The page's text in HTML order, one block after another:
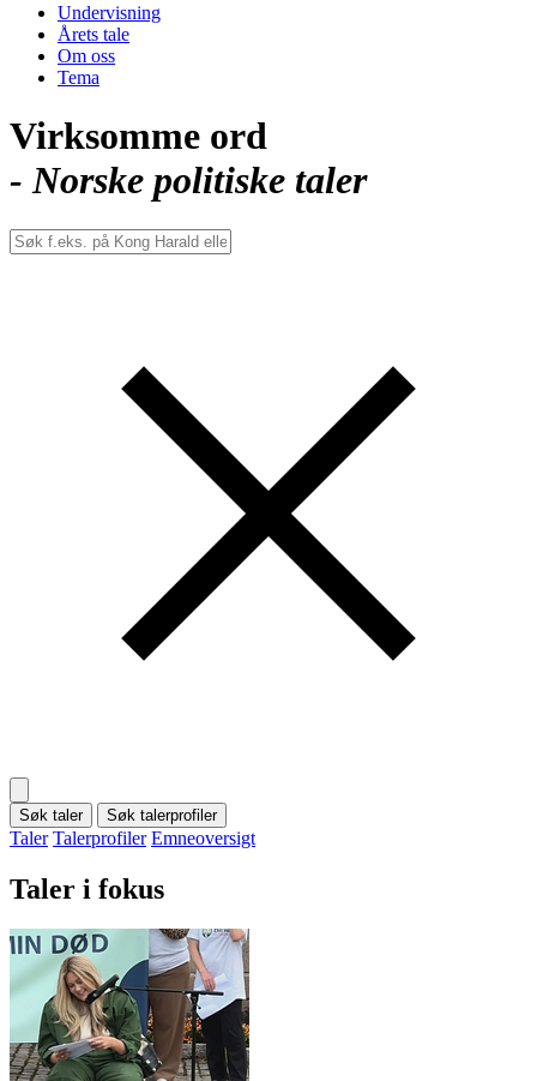
Undervisning
Årets tale
Om oss
Tema
Virksomme ord
- Norske politiske taler
Søk taler Søk talerprofiler
Taler Talerprofiler Emneoversigt
Taler i fokus